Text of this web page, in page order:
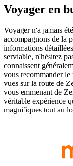
Voyager en
Voyager n'a jamais
accompagnons de la
informations
serviable, n'hésitez
connaissent
vous recommander
vues sur la route de
vous emmenant de
véritable expérience
magnifiques tout au